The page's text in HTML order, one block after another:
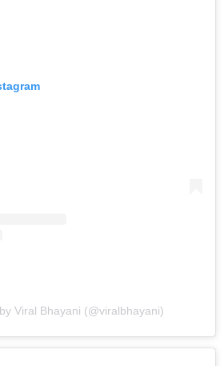
Viral Bhayani (@viralbhayani)